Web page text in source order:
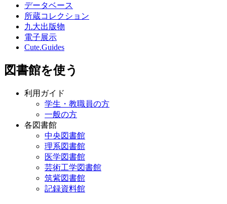
データベース
所蔵コレクション
九大出版物
電子展示
Cute.Guides
図書館を使う
利用ガイド
学生・教職員の方
一般の方
各図書館
中央図書館
理系図書館
医学図書館
芸術工学図書館
筑紫図書館
記録資料館